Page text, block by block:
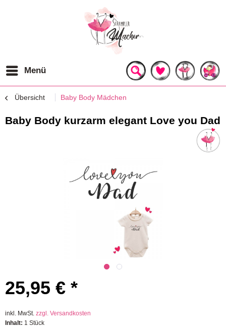
Menü
Übersicht Baby Body Mädchen
Baby Body kurzarm elegant Love you Dad
25,95 € *
inkl. MwSt. zzgl. Versandkosten
Inhalt: 1 Stück